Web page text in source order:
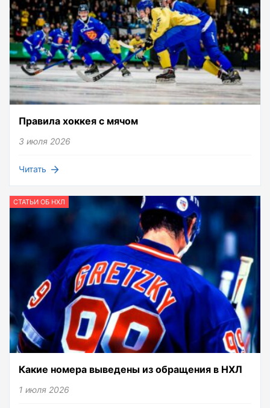
Правила хоккея с мячом
3 июля 2026
Читать
СТАТЬИ ОБ НХЛ
Какие номера выведены из обращения в НХЛ
1 июля 2026